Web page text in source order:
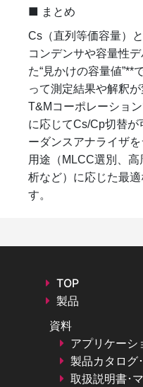
■ まとめ
Cs（直列等価容量）
コンデンサや容量性
た“見かけの容量値”**
って測定結果や解釈
T&Mコーポレーショ
に応じてCs/Cp切替
ーダンスアナライザ
用途（MLCC選別、
析など）に応じた最
す。
TOP
製品
資料
アプリケーシ
製品カタログ
取扱説明書･